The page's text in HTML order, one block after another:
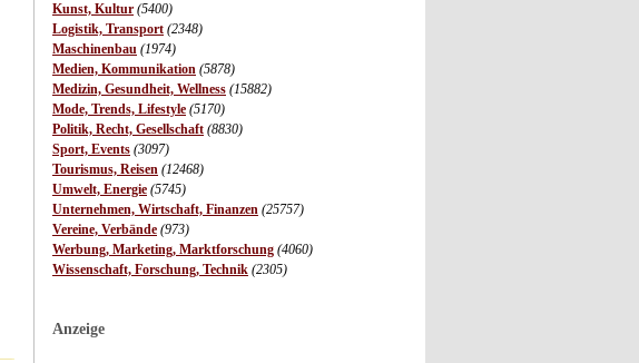
Kunst, Kultur (5400)
Logistik, Transport (2348)
Maschinenbau (1974)
Medien, Kommunikation (5878)
Medizin, Gesundheit, Wellness (15882)
Mode, Trends, Lifestyle (5170)
Politik, Recht, Gesellschaft (8830)
Sport, Events (3097)
Tourismus, Reisen (12468)
Umwelt, Energie (5745)
Unternehmen, Wirtschaft, Finanzen (25757)
Vereine, Verbände (973)
Werbung, Marketing, Marktforschung (4060)
Wissenschaft, Forschung, Technik (2305)
Anzeige